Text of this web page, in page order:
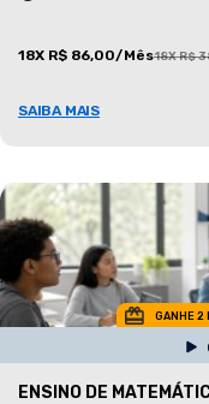
18X R$ 86,00/Mês18X R$
SAIBA MAIS
GANHE 2
ENSINO DE